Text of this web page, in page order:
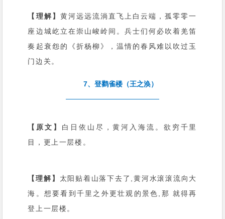
【理解】 黄河远远流淌直飞上白云端，孤零零一
座边城屹立在崇山峻岭间。兵士们何必吹着羌笛
奏起衰怨的《折杨柳》，温情的春风难以吹过玉
门边关。
7、登鹳雀楼（王之涣）
【原文】 白日依山尽，黄河入海流。欲穷千里
目，更上一层楼。
【理解】 太阳贴着山落下去了,黄河水滚滚流向大
海。想要看到千里之外更壮观的景色,那 就得再
登上一层楼。